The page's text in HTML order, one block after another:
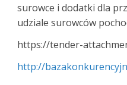
surowce i dodatki dla
udziale surowców
https://tender-
http://